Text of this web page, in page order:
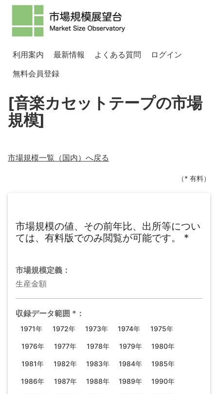
利用案内 最新情報 よくある質問
ログイン
無料会員登録
[音楽カセットテープの市場
規模]
市場規模一覧（国内）へ戻る
（* 有料）
市場規模の値、その前年比、出所等につい
ては、有料版でのみ閲覧が可能です。
*
市場規模定義：
生産金額
収録データ範囲 * ：
1971年 1972年 1973年 1974年 1975年
1976年 1977年 1978年 1979年 1980年
1981年 1982年 1983年 1984年 1985年
1986年 1987年 1988年 1989年 1990年